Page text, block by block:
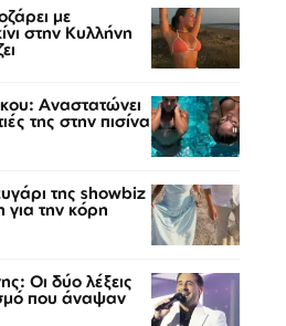
με
στην Κυλλήνη
Αναστατώνει
της στην πισίνα
της showbiz
την κόρη
Οι δύο λέξεις
που άναψαν